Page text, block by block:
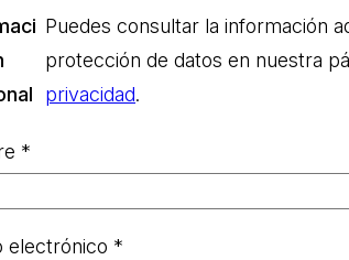
Puedes consultar la información
protección de datos en nuestra
privacidad.
*
electrónico *